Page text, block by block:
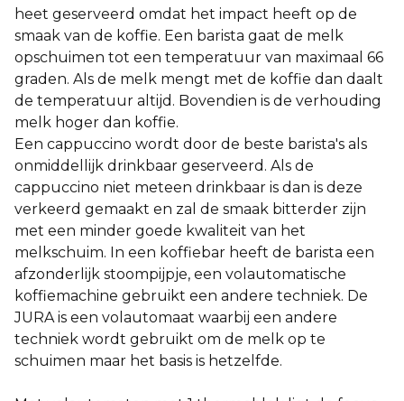
heet geserveerd omdat het impact heeft op de
smaak van de koffie. Een barista gaat de melk
opschuimen tot een temperatuur van maximaal 66
graden. Als de melk mengt met de koffie dan daalt
de temperatuur altijd. Bovendien is de verhouding
melk hoger dan koffie.
Een cappuccino wordt door de beste barista's als
onmiddellijk drinkbaar geserveerd. Als de
cappuccino niet meteen drinkbaar is dan is deze
verkeerd gemaakt en zal de smaak bitterder zijn
met een minder goede kwaliteit van het
melkschuim. In een koffiebar heeft de barista een
afzonderlijk stoompijpje, een volautomatische
koffiemachine gebruikt een andere techniek. De
JURA is een volautomaat waarbij een andere
techniek wordt gebruikt om de melk op te
schuimen maar het basis is hetzelfde.